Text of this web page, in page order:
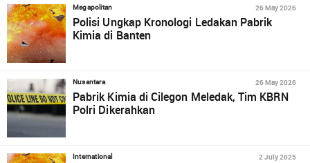
Megapolitan 26 May 2026
Polisi Ungkap Kronologi Ledakan Pabrik
Kimia di Banten
Nusantara 26 May 2026
Pabrik Kimia di Cilegon Meledak, Tim KBRN
Polri Dikerahkan
International 2 July 2025